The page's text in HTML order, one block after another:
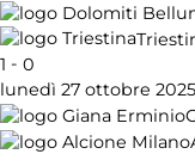
1 - 0
lunedì 27 ottobre 2025